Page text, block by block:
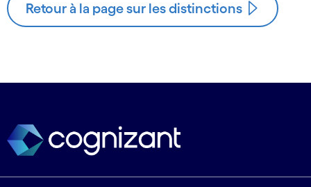
Retour à la page sur les distinctions